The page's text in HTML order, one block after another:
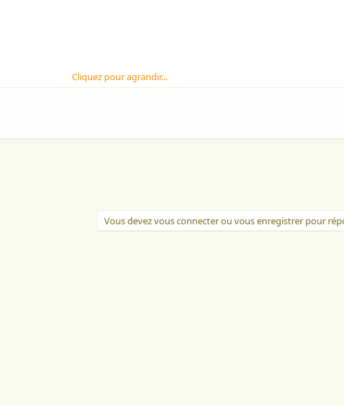
Cliquez pour agrandir...
Vous devez vous connecter ou vous enregistrer pour